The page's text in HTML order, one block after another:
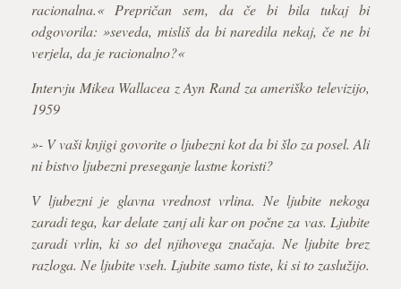
racionalna.« Prepričan sem, da če bi bila tukaj bi
odgovorila: »seveda, misliš da bi naredila nekaj, če ne bi
verjela, da je racionalno?«
Intervju Mikea Wallacea z Ayn Rand za ameriško televizijo,
1959
»- V vaši knjigi govorite o ljubezni kot da bi šlo za posel. Ali
ni bistvo ljubezni preseganje lastne koristi?
V ljubezni je glavna vrednost vrlina. Ne ljubite nekoga
zaradi tega, kar delate zanj ali kar on počne za vas. Ljubite
zaradi vrlin, ki so del njihovega značaja. Ne ljubite brez
razloga. Ne ljubite vseh. Ljubite samo tiste, ki si to zaslužijo.